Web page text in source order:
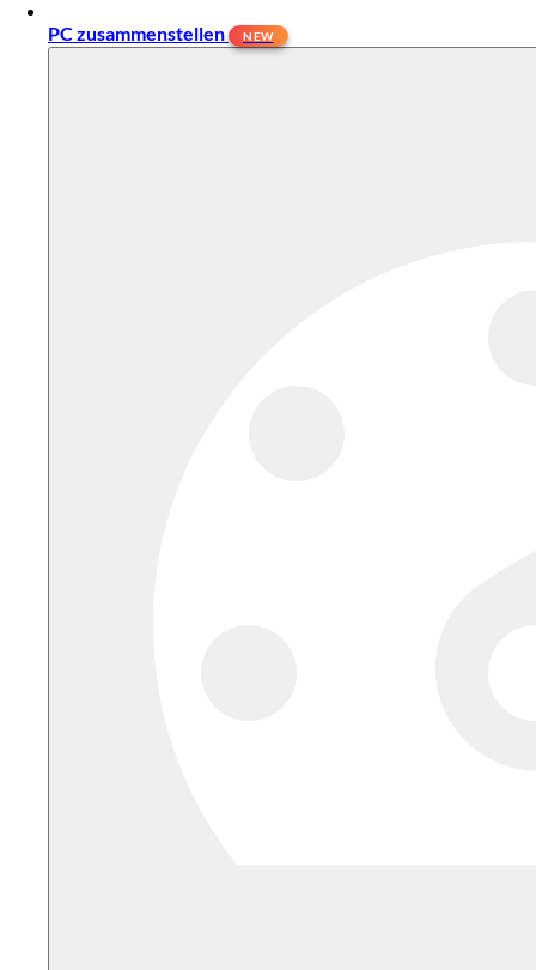
PC zusammenstellen NEW